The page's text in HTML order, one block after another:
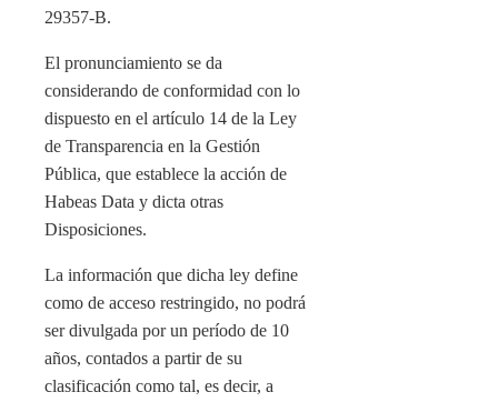
29357-B.
El pronunciamiento se da
considerando de conformidad con lo
dispuesto en el artículo 14 de la Ley
de Transparencia en la Gestión
Pública, que establece la acción de
Habeas Data y dicta otras
Disposiciones.
La información que dicha ley define
como de acceso restringido, no podrá
ser divulgada por un período de 10
años, contados a partir de su
clasificación como tal, es decir, a